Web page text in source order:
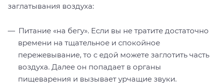
заглатывания воздуха:
Питание «на бегу». Если вы не тратите достаточно
времени на тщательное и спокойное
пережевывание, то с едой можете заглотить часть
воздуха. Далее он попадает в органы
пищеварения и вызывает урчащие звуки.